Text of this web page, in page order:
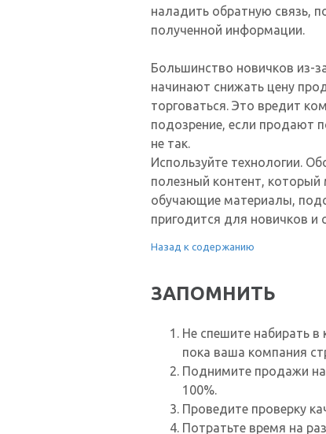
наладить обратную связь,
полученной информации.
Большинство новичков из-
начинают снижать цену
торговаться. Это вредит
подозрение, если продают
не так.
Используйте технологии.
полезный контент, который
обучающие материалы,
пригодится для новичков
Назад к содержанию
ЗАПОМНИТЬ
Не спешите набирать
пока ваша компания
Поднимите продажи на
100%.
Проведите проверку
Потратьте время на